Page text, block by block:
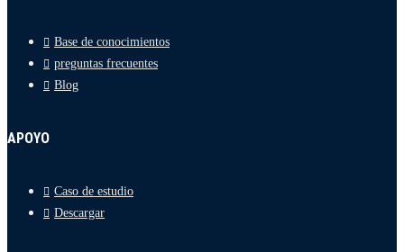
Base de conocimientos
preguntas frecuentes
Blog
APOYO
Caso de estudio
Descargar